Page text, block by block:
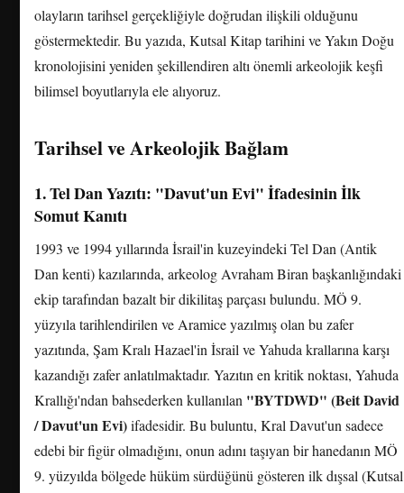
olayların tarihsel gerçekliğiyle doğrudan ilişkili olduğunu
göstermektedir. Bu yazıda, Kutsal Kitap tarihini ve Yakın Doğu
kronolojisini yeniden şekillendiren altı önemli arkeolojik keşfi
bilimsel boyutlarıyla ele alıyoruz.
Tarihsel ve Arkeolojik Bağlam
1. Tel Dan Yazıtı: "Davut'un Evi" İfadesinin İlk
Somut Kanıtı
1993 ve 1994 yıllarında İsrail'in kuzeyindeki Tel Dan (Antik
Dan kenti) kazılarında, arkeolog Avraham Biran başkanlığındaki
ekip tarafından bazalt bir dikilitaş parçası bulundu. MÖ 9.
yüzyıla tarihlendirilen ve Aramice yazılmış olan bu zafer
yazıtında, Şam Kralı Hazael'in İsrail ve Yahuda krallarına karşı
kazandığı zafer anlatılmaktadır. Yazıtın en kritik noktası, Yahuda
Krallığı'ndan bahsederken kullanılan "BYTDWD" (Beit David
/ Davut'un Evi)ifadesidir. Bu buluntu, Kral Davut'un sadece
edebi bir figür olmadığını, onun adını taşıyan bir hanedanın MÖ
9. yüzyılda bölgede hüküm sürdüğünü gösteren ilk dışsal (Kutsal